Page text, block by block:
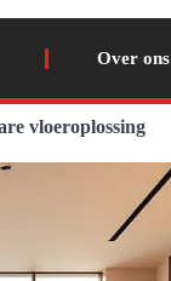
Over ons
vloeroplossing